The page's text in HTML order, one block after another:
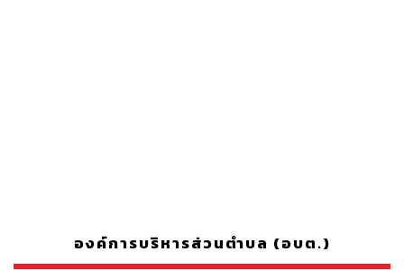
องค์การบริหารส่วนตำบล (อบต.)